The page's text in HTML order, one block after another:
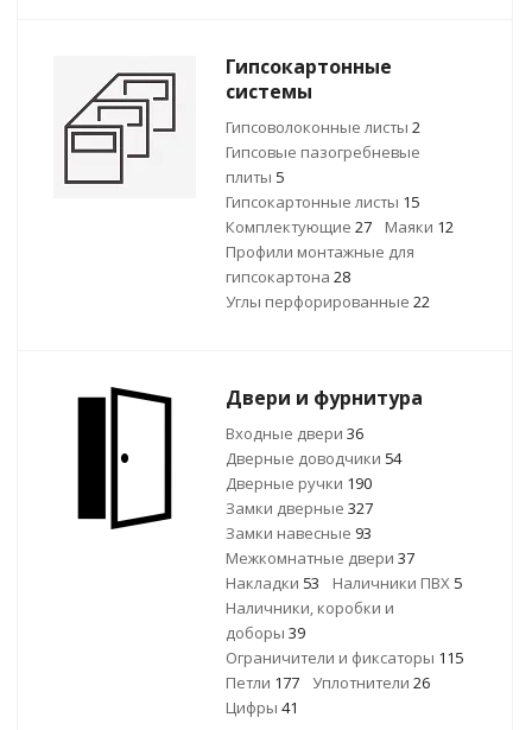
Гипсокартонные
системы
Гипсоволоконные листы 2
Гипсовые пазогребневые
плиты 5
Гипсокартонные листы 15
Комплектующие 27 Маяки 12
Профили монтажные для
гипсокартона 28
Углы перфорированные 22
Двери и фурнитура
Входные двери 36
Дверные доводчики 54
Дверные ручки 190
Замки дверные 327
Замки навесные 93
Межкомнатные двери 37
Накладки 53 Наличники ПВХ 5
Наличники, коробки и
доборы 39
Ограничители и фиксаторы 115
Петли 177 Уплотнители 26
Цифры 41